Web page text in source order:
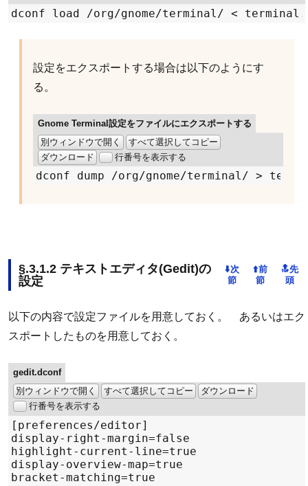
dconf load /org/gnome/terminal / <
設定をエクスポートする場合は以下のようにす
る。
Gnome Terminal設定をファイルにエクスポートする
別ウィンドウで開く
すべて選択してコピー
ダウンロード
行番号を表示する
dconf dump /org/gnome/terminal/ >
テキストエディタ(Gedit)の
設定
以下の内容で設定ファイルを用意しておく。 あるいはエク
スポートしたものを用意しておく。
gedit.dconf
別ウィンドウで開く
すべて選択してコピー
ダウンロード
行番号を表示する